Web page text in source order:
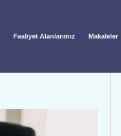
Faaliyet Alanlarımız Makaleler